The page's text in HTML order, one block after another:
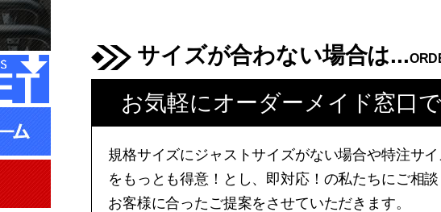
サイズが合わない場合は...
お気軽にオーダーメイド窓口
規格サイズにジャストサイズがない場合や特注サ
をもっとも得意！とし、即対応！の私たちにご相
お客様に合ったご提案をさせていただきます。